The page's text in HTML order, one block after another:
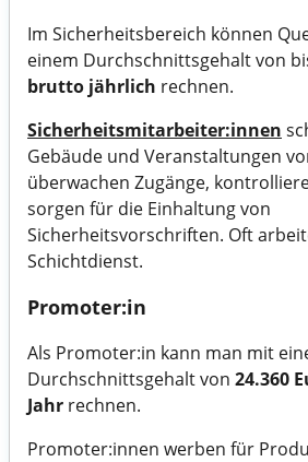
Im Sicherheitsbereich können
einem Durchschnittsgehalt von
brutto jährlich rechnen.
Sicherheitsmitarbeiter:innen
Gebäude und Veranstaltungen
überwachen Zugänge,
sorgen für die Einhaltung von
Sicherheitsvorschriften. Oft
Schichtdienst.
Promoter:in
Als Promoter:in kann man mit
Durchschnittsgehalt von 24.360
Jahr rechnen.
Promoter:innen werben für